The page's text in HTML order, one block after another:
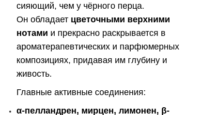
сияющий, чем у чёрного перца.
Он обладает цветочными верхними
нотами и прекрасно раскрывается в
ароматерапевтических и парфюмерных
композициях, придавая им глубину и
живость.
Главные активные соединения:
α-пелландрен, мирцен, лимонен, β-